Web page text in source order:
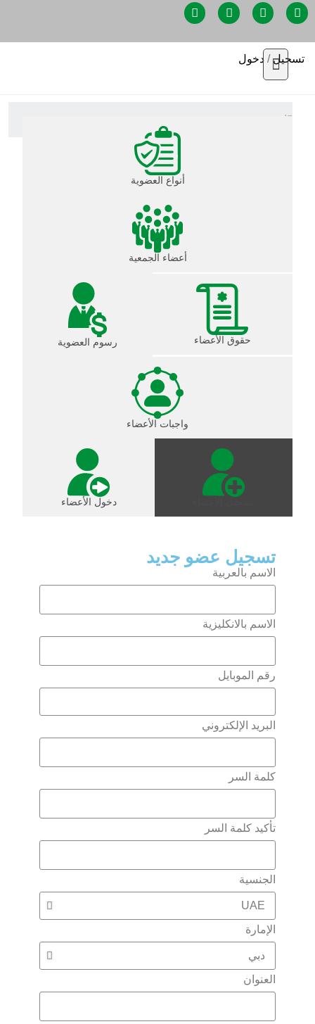
تسجيل/دخول
العضوية
أنواع العضوية
أعضاء الجمعية
حقوق الأعضاء رسوم العضوية
واجبات الأعضاء
دخول الأعضاء
تسجيل عضو جديد
الاسم بالعربية
الاسم بالانكليزية
رقم الموبايل
البريد الإلكتروني
كلمة السر
تأكيد كلمة السر
الجنسية
الإمارة
العنوان